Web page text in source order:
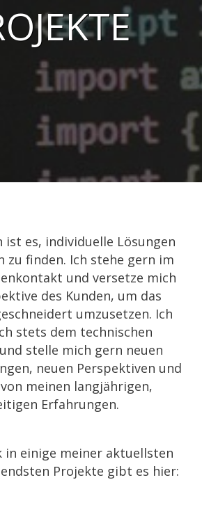
ist es, individuelle Lösungen
zu finden. Ich stehe gern im
und versetze mich
des Kunden, um das
umzusetzen. Ich
stets dem technischen
stelle mich gern neuen
neuen Perspektiven und
meinen langjährigen,
Erfahrungen.
in einige meiner aktuellsten
Projekte gibt es hier: